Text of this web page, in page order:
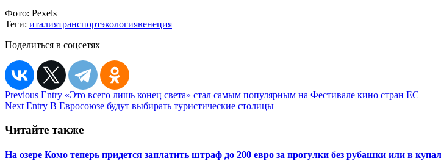
Фото: Pexels
Теги: италиятранспортэкологиявенеция
Поделиться в соцсетях
Навигация
по
записям
Previous Entry «Это всего лишь конец света» стал самым популярным на Фестивале кино стран ЕС
Next Entry В Евросоюзе будут выбирать туристические столицы
Читайте также
На озере Комо теперь придется заплатить штраф до 200 евро за прогулки без рубашки или в